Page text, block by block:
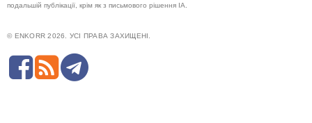
подальшій публікації, крім як з письмового рішення ІА.
© ENKORR 2026. УСІ ПРАВА ЗАХИЩЕНІ.